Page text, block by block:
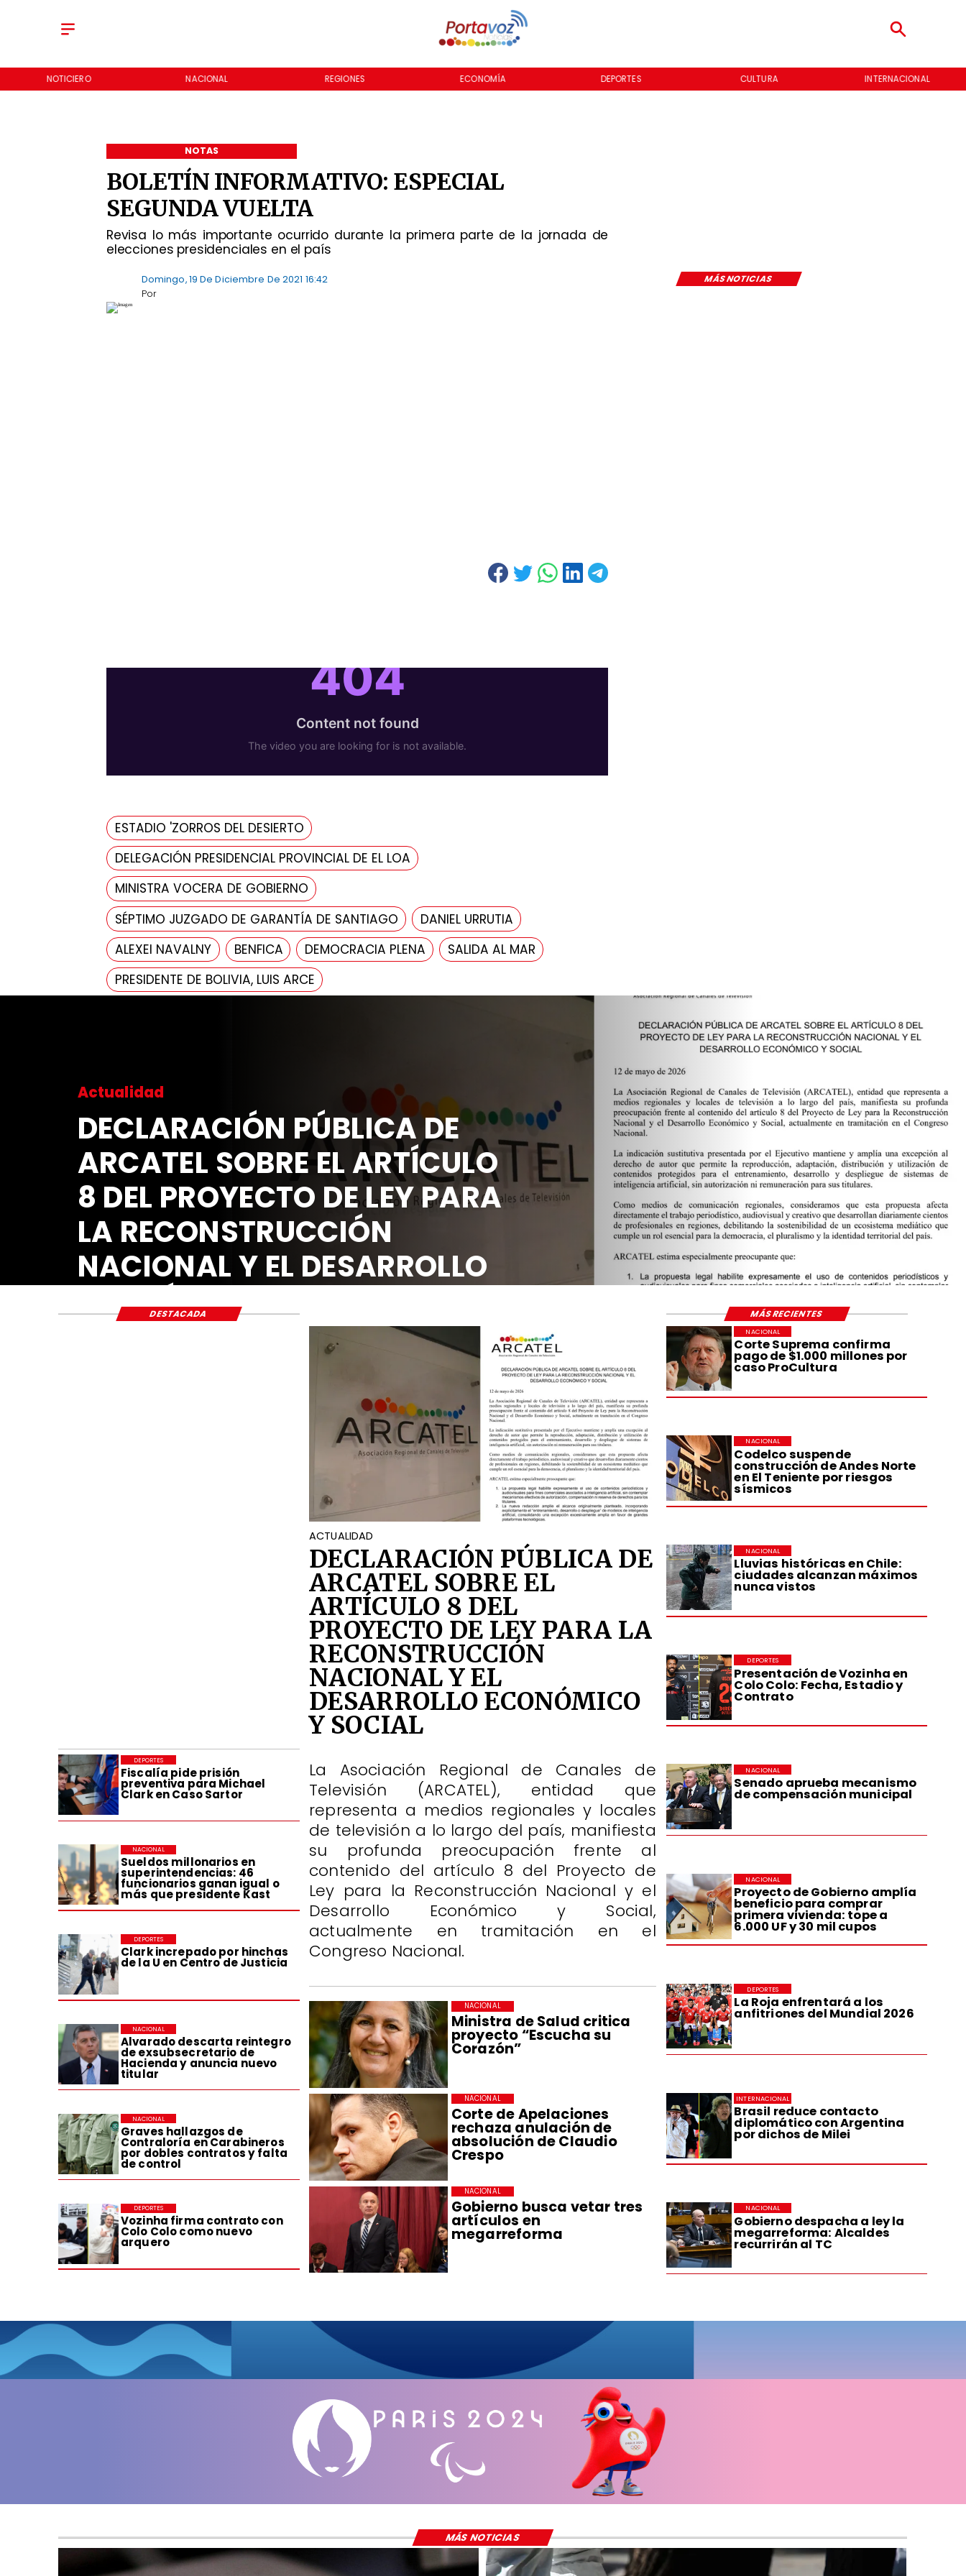
INTERNACIONAL
BOLETÍN INFORMATIVO: ESPECIAL
SEGUNDA VUELTA
Revisa lo más importante ocurrido durante la primera parte de la jornada de
elecciones presidenciales en el país
NOTAS
MÁS NOTICIAS
Domingo, 19 De Diciembre De 2021 16:42
Por
ESTADIO 'ZORROS DEL DESIERTO
DELEGACIÓN PRESIDENCIAL PROVINCIAL DE EL LOA
MINISTRA VOCERA DE GOBIERNO
SÉPTIMO JUZGADO DE GARANTÍA DE SANTIAGO
DANIEL URRUTIA
ALEXEI NAVALNY
BENFICA DEMOCRACIA PLENA
SALIDA AL MAR
PRESIDENTE DE BOLIVIA, LUIS ARCE
Actualidad
DECLARACIÓN PÚBLICA DE
ARCATEL SOBRE EL ARTÍCULO
8 DEL PROYECTO DE LEY PARA
LA RECONSTRUCCIÓN
NACIONAL Y EL DESARROLLO
ECONÓMICO Y SOCIAL
Corte Suprema confirma
pago de $1.000 millones por
caso ProCultura
NACIONAL
Codelco suspende
construcción de Andes Norte
en El Teniente por riesgos
sísmicos
NACIONAL
Lluvias históricas en Chile:
ciudades alcanzan máximos
nunca vistos
NACIONAL
Presentación de Vozinha en
Colo Colo: Fecha, Estadio y
Contrato
DEPORTES
Senado aprueba mecanismo
de compensación municipal
NACIONAL
Proyecto de Gobierno amplía
beneficio para comprar
primera vivienda: tope a
6.000 UF y 30 mil cupos
NACIONAL
La Roja enfrentará a los
anfitriones del Mundial 2026
DEPORTES
Brasil reduce contacto
diplomático con Argentina
por dichos de Milei
INTERNACIONAL
Gobierno despacha a ley la
megarreforma: Alcaldes
recurrirán al TC
NACIONAL
Fiscalía pide prisión
preventiva para Michael
Clark en Caso Sartor
DEPORTES
Sueldos millonarios en
superintendencias: 46
funcionarios ganan igual o
más que presidente Kast
NACIONAL
Clark increpado por hinchas
de la U en Centro de Justicia
DEPORTES
Alvarado descarta reintegro
de exsubsecretario de
Hacienda y anuncia nuevo
titular
NACIONAL
Graves hallazgos de
Contraloría en Carabineros
por dobles contratos y falta
de control
NACIONAL
Vozinha firma contrato con
Colo Colo como nuevo
arquero
DEPORTES
Ministra de Salud critica
proyecto “Escucha su
Corazón”
NACIONAL
Corte de Apelaciones
rechaza anulación de
absolución de Claudio
Crespo
NACIONAL
Gobierno busca vetar tres
artículos en
megarreforma
NACIONAL
ACTUALIDAD
DECLARACIÓN PÚBLICA DE
ARCATEL SOBRE EL
ARTÍCULO 8 DEL
PROYECTO DE LEY PARA LA
RECONSTRUCCIÓN
NACIONAL Y EL
DESARROLLO ECONÓMICO
Y SOCIAL
La Asociación Regional de Canales de
Televisión (ARCATEL), entidad que
representa a medios regionales y locales
de televisión a lo largo del país, manifiesta
su profunda preocupación frente al
contenido del artículo 8 del Proyecto de
Ley para la Reconstrucción Nacional y el
Desarrollo Económico y Social,
actualmente en tramitación en el
Congreso Nacional.
DESTACADA MÁS RECIENTES
MÁS NOTICIAS